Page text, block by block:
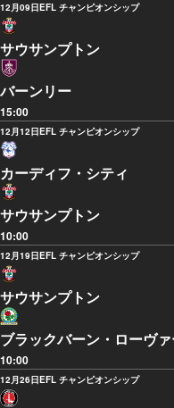
12月09日EFL チャンピオンシップ
サウサンプトン
バーンリー
15:00
12月12日EFL チャンピオンシップ
カーディフ・シティ
サウサンプトン
10:00
12月19日EFL チャンピオンシップ
サウサンプトン
ブラックバーン・ローヴ
10:00
12月26日EFL チャンピオンシップ